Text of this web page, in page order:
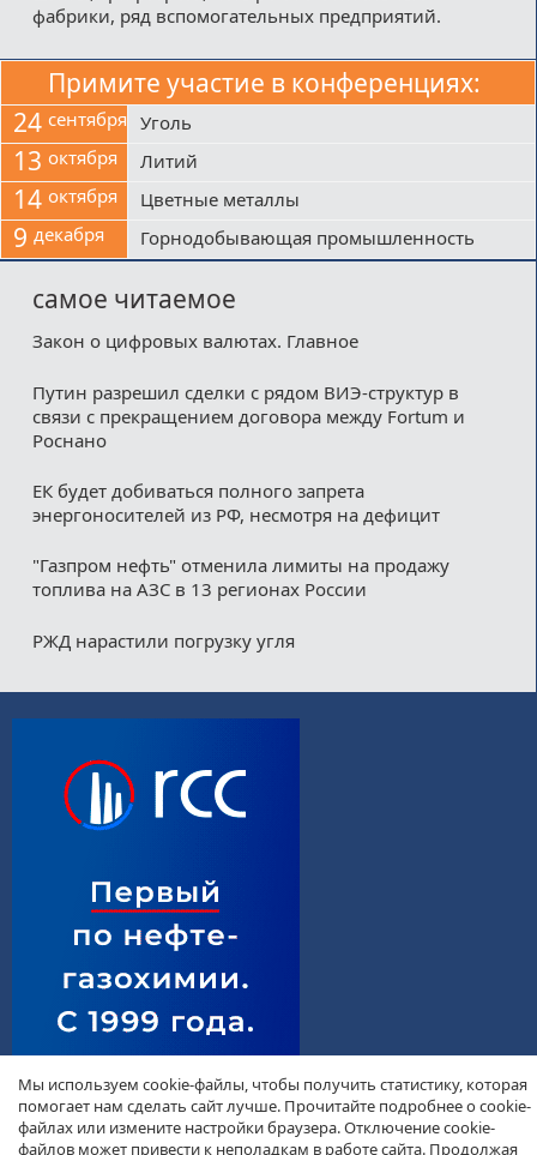
фабрики, ряд вспомогательных предприятий.
Примите участие в конференциях:
24 сентября Уголь
13 октября Литий
14 октября Цветные металлы
9 декабря Горнодобывающая промышленность
самое читаемое
Закон о цифровых валютах. Главное
Путин разрешил сделки с рядом ВИЭ-структур в
связи с прекращением договора между Fortum и
Роснано
ЕК будет добиваться полного запрета
энергоносителей из РФ, несмотря на дефицит
"Газпром нефть" отменила лимиты на продажу
топлива на АЗС в 13 регионах России
РЖД нарастили погрузку угля
Мы используем cookie-файлы, чтобы получить статистику, которая
помогает нам сделать сайт лучше. Прочитайте подробнее о cookie-
файлах или измените настройки браузера. Отключение cookie-
файлов может привести к неполадкам в работе сайта. Продолжая